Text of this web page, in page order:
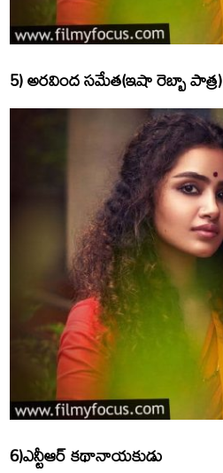
5) అరవింద సమేత(ఇషా రెబ్బా పాత్ర)
6)ఎన్టీఆర్ కథానాయకుడు